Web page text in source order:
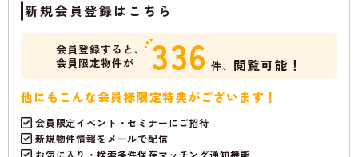
新規会員登録はこちら
会員登録すると、
会員限定物件が
336 件、 閲覧可能！
他にもこんな会員様限定特典がございます！
会員限定イベント・セミナーにご招待
新規物件情報をメールで配信
お気に入り・検索条件保存マッチング通知機能